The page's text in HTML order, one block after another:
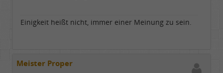
Einigkeit heißt nicht, immer einer Meinung zu sein.
Meister Proper